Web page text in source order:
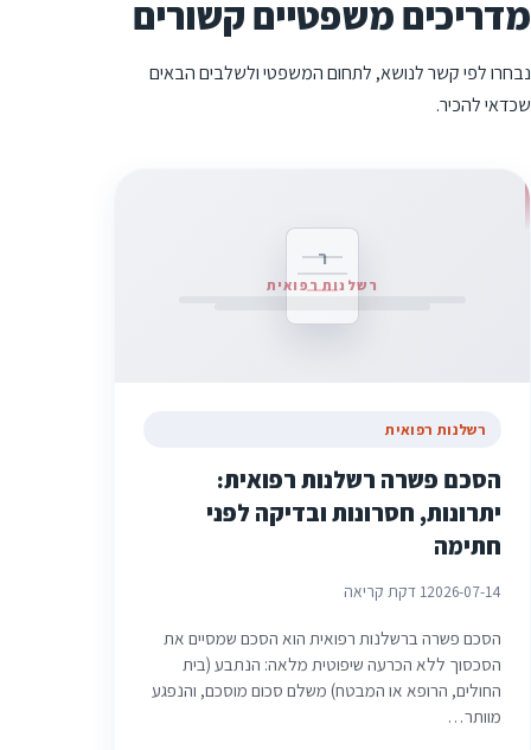
מדריכים משפטיים קשורים
נבחרו לפי קשר לנושא, לתחום המשפטי ולשלבים הבאים
שכדאי להכיר.
ר
רשלנות רפואית
רשלנות רפואית
הסכם פשרה רשלנות רפואית:
יתרונות, חסרונות ובדיקה לפני
חתימה
2026-07-141 דקת קריאה
הסכם פשרה ברשלנות רפואית הוא הסכם שמסיים את
הסכסוך ללא הכרעה שיפוטית מלאה: הנתבע (בית
החולים, הרופא או המבטח) משלם סכום מוסכם, והנפגע
מוותר…